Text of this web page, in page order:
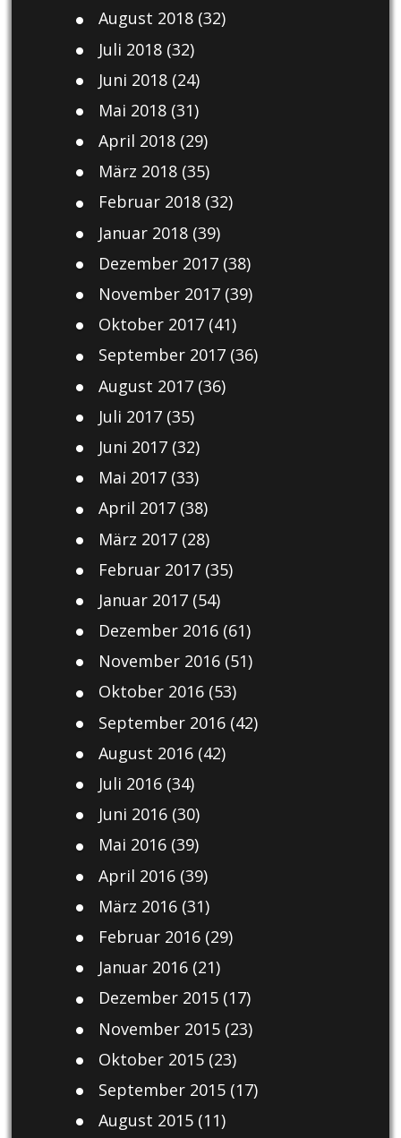
August 2018(32)
Juli 2018(32)
Juni 2018(24)
Mai 2018(31)
April 2018(29)
März 2018(35)
Februar 2018(32)
Januar 2018(39)
Dezember 2017(38)
November 2017(39)
Oktober 2017(41)
September 2017(36)
August 2017(36)
Juli 2017(35)
Juni 2017(32)
Mai 2017(33)
April 2017(38)
März 2017(28)
Februar 2017(35)
Januar 2017(54)
Dezember 2016(61)
November 2016(51)
Oktober 2016(53)
September 2016(42)
August 2016(42)
Juli 2016(34)
Juni 2016(30)
Mai 2016(39)
April 2016(39)
März 2016(31)
Februar 2016(29)
Januar 2016(21)
Dezember 2015(17)
November 2015(23)
Oktober 2015(23)
September 2015(17)
August 2015(11)